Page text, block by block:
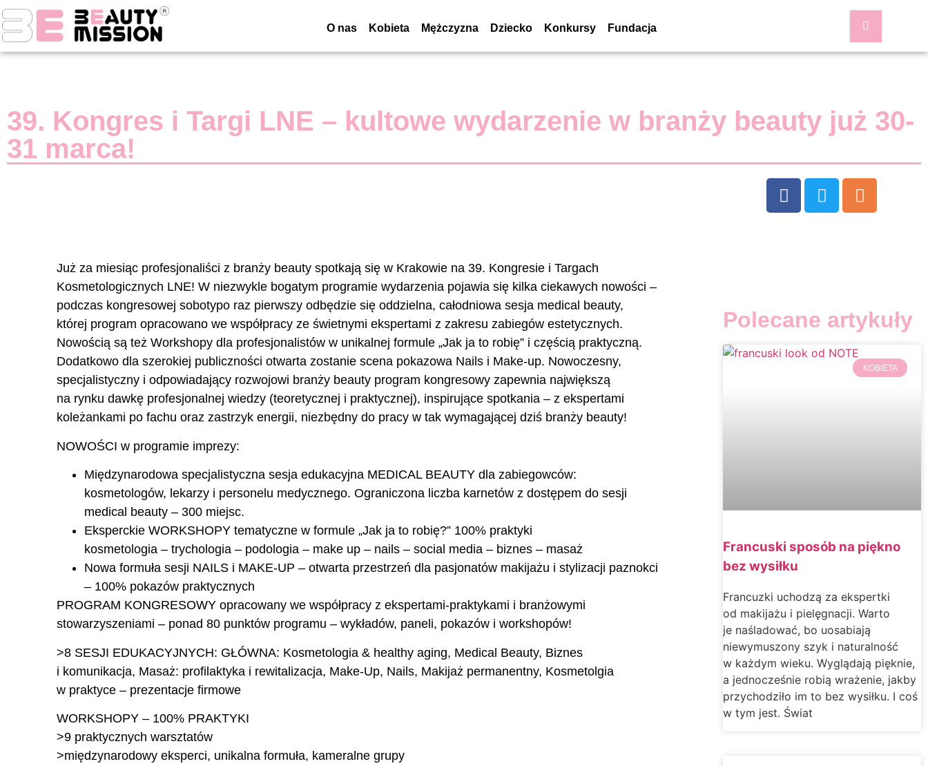
O nas Kobieta Mężczyzna Dziecko Konkursy Fundacja
39. Kongres i Targi LNE – kultowe wydarzenie w branży beauty już 30-
31 marca!
Już za miesiąc profesjonaliści z branży beauty spotkają się w Krakowie na 39. Kongresie i Targach
Kosmetologicznych LNE! W niezwykle bogatym programie wydarzenia pojawia się kilka ciekawych nowości –
podczas kongresowej sobotypo raz pierwszy odbędzie się oddzielna, całodniowa sesja medical beauty,
której program opracowano we współpracy ze świetnymi ekspertami z zakresu zabiegów estetycznych.
Nowością są też Workshopy dla profesjonalistów w unikalnej formule „Jak ja to robię” i częścią praktyczną.
Dodatkowo dla szerokiej publiczności otwarta zostanie scena pokazowa Nails i Make-up. Nowoczesny,
specjalistyczny i odpowiadający rozwojowi branży beauty program kongresowy zapewnia największą
na rynku dawkę profesjonalnej wiedzy (teoretycznej i praktycznej), inspirujące spotkania – z ekspertami
koleżankami po fachu oraz zastrzyk energii, niezbędny do pracy w tak wymagającej dziś branży beauty!
NOWOŚCI w programie imprezy:
Międzynarodowa specjalistyczna sesja edukacyjna MEDICAL BEAUTY dla zabiegowców:
kosmetologów, lekarzy i personelu medycznego. Ograniczona liczba karnetów z dostępem do sesji
medical beauty – 300 miejsc.
Eksperckie WORKSHOPY tematyczne w formule „Jak ja to robię?” 100% praktyki
kosmetologia – trychologia – podologia – make up – nails – social media – biznes – masaż
Nowa formuła sesji NAILS i MAKE-UP – otwarta przestrzeń dla pasjonatów makijażu i stylizacji paznokci
– 100% pokazów praktycznych
PROGRAM KONGRESOWY opracowany we współpracy z ekspertami-praktykami i branżowymi
stowarzyszeniami – ponad 80 punktów programu – wykładów, paneli, pokazów i workshopów!
>8 SESJI EDUKACYJNYCH: GŁÓWNA: Kosmetologia & healthy aging, Medical Beauty, Biznes
i komunikacja, Masaż: profilaktyka i rewitalizacja, Make-Up, Nails, Makijaż permanentny, Kosmetolgia
w praktyce – prezentacje firmowe
WORKSHOPY – 100% PRAKTYKI
>9 praktycznych warsztatów
>międzynarodowy eksperci, unikalna formuła, kameralne grupy
Polecane artykuły
KOBIETA
Francuski sposób na piękno
bez wysiłku
Francuzki uchodzą za ekspertki
od makijażu i pielęgnacji. Warto
je naśladować, bo uosabiają
niewymuszony szyk i naturalność
w każdym wieku. Wyglądają pięknie,
a jednocześnie robią wrażenie, jakby
przychodziło im to bez wysiłku. I coś
w tym jest. Świat